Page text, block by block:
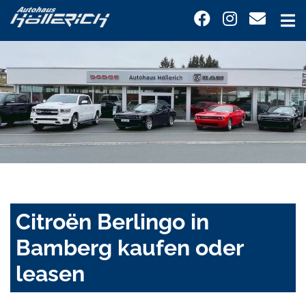
Citroën Berlingo in
Bamberg kaufen oder
leasen